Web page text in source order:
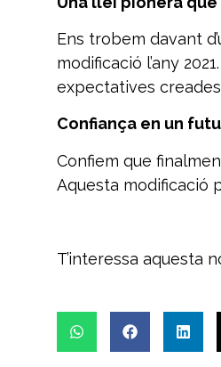
Ens trobem davant
modificació l’any
expectatives
Confiança en un
Confiem que
Aquesta modificació
T’interessa aquesta